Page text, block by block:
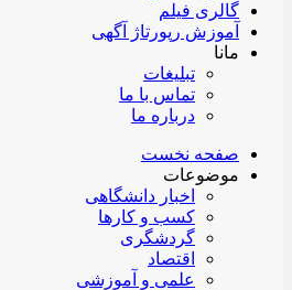
گالری فیلم
آموزش رپورتاژ آگهی
مانا
تبلیغات
تماس با ما
درباره ما
صفحه نخست
موضوعات
اخبار دانشگاهی
کسب و کارها
گردشگری
اقتصاد
علمی و آموزشی